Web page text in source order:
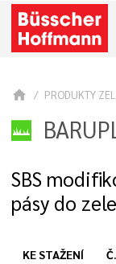
home PRODUKTY
SBS
pásy do
KE STAŽENÍ